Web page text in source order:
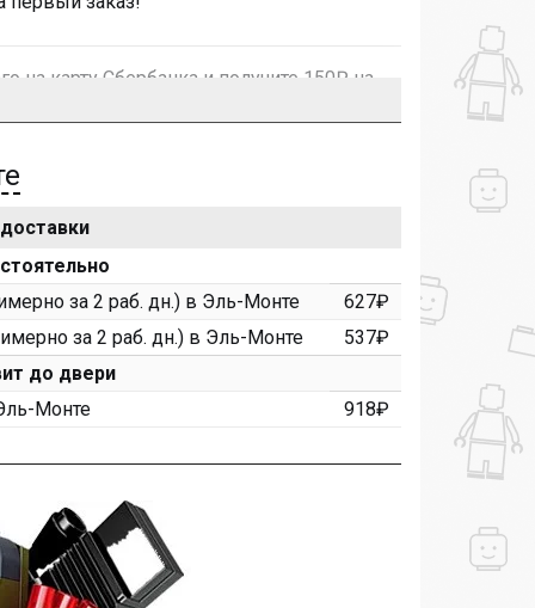
на карту Сбербанка и получите 150₽ на
Вы получите постоянную скидку
и получите дополнительную скидку
рублей).
систему Яндекс.Маркет
купон на скидку 150₽
за 2 раб. дн.) в Эль-Монте
627₽
за 2 раб. дн.) в Эль-Монте
537₽
до двери
Монте
918₽